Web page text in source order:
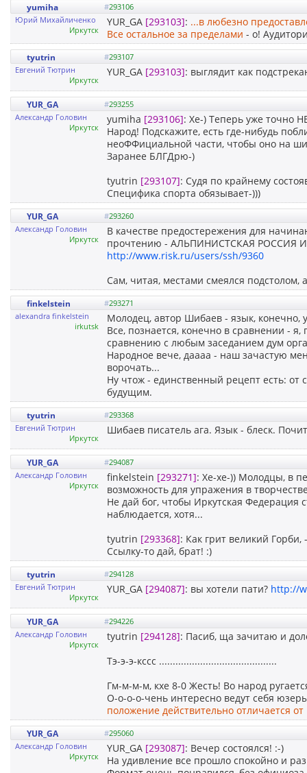
yumiha #293106
Юрий Михайличенко
Иркутск
YUR_GA [293103]: ...в любезно
Все остальное за пределами - о!
tyutrin #293107
Евгений Тютрин
Иркутск
YUR_GA [293103]: выглядит как
YUR_GA #293255
Александр Головин
Иркутск
yumiha [293106]: Хе-) Теперь уже точно
Народ! Подскажите, есть где-нибудь
неоФФициальной части, чтобы оно на
Заранее БЛГДрю-)
tyutrin [293107]: Судя по крайнему
Специфика спорта обязывает-)))
YUR_GA #293260
Александр Головин
Иркутск
В качестве предостережения для
прочтению - АЛЬПИНИСТСКАЯ РОССИЯ И
http://www.risk.ru/users/ssh/9360
Сам, читая, местами смеялся подстолом,
finkelstein #293271
alexandra finkelstein
irkutsk
Молодец, автор Шибаев - язык, конечно,
Все, познается, конечно в сравнении -
сравнению с любым заседанием дум
Народное вече, даааа - наш зачастую
ворочать...
Ну чтож - единственный рецепт есть:
будущим.
tyutrin #293368
Евгений Тютрин
Иркутск
Шибаев писатель ага. Язык - блеск.
YUR_GA #294087
Александр Головин
Иркутск
finkelstein [293271]: Хе-хе-)) Молодцы, в
возможность для упражения в
Не дай бог, чтобы Иркутская Федерация
наблюдается, хотя...
tyutrin [293368]: Как грит великий
Ссылку-то дай, брат! :)
tyutrin #294128
Евгений Тютрин
Иркутск
YUR_GA [294087]: вы хотели пати? http://
YUR_GA #294226
Александр Головин
Иркутск
tyutrin [294128]: Пасиб, ща зачитаю и
Тэ-э-э-кссс ...........................................
Гм-м-м-м, кхе 8-0 Жесть! Во народ
О-о-о-о-чень интересно ведут себя
положение действительно отличается
YUR_GA #295060
Александр Головин
Иркутск
YUR_GA [293087]: Вечер состоялся! :-)
На удивление все прошло спокойно и